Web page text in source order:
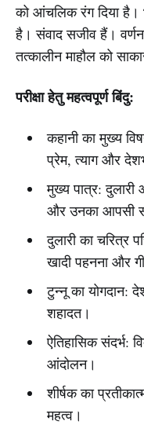
को आंचलिक रंग दिया है।
है। संवाद सजीव हैं।
तत्कालीन माहौल को
परीक्षा हेतु महत्वपूर्ण बिंदु:
कहानी का मुख्य
प्रेम, त्याग और
मुख्य पात्र:
और उनका आपसी
दुलारी का चरित्र
खादी पहनना और
टुन्नू का योगदान:
शहादत।
ऐतिहासिक संदर्भ:
आंदोलन।
शीर्षक का
महत्व।